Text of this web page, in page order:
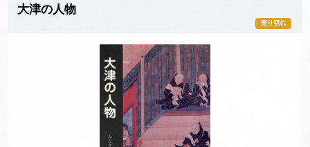
大津の人物
売り切れ